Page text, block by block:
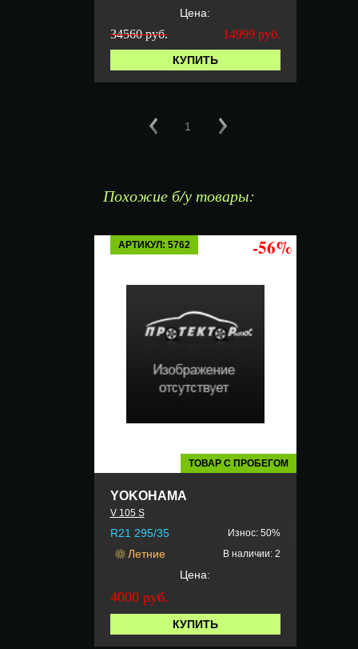
Цена:
34560 руб. 14999 руб.
КУПИТЬ
1
Похожие б/у товары:
АРТИКУЛ: 5762 -56%
ТОВАР С ПРОБЕГОМ
YOKOHAMA
V 105 S
R21 295/35 Износ: 50%
Летние В наличии: 2
Цена:
4000 руб.
КУПИТЬ